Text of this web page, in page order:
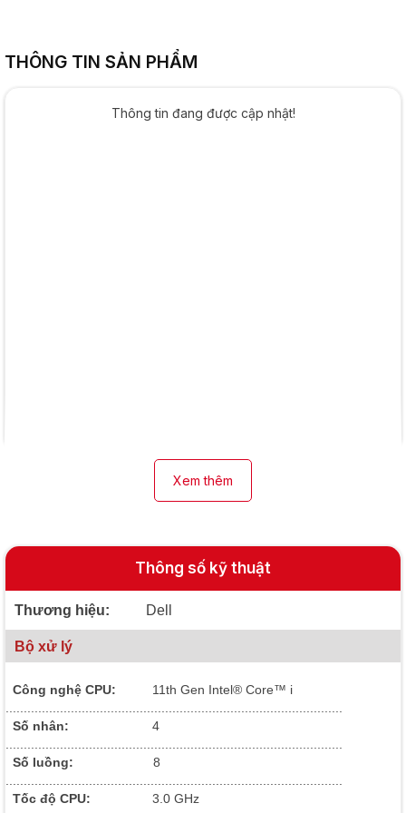
THÔNG TIN SẢN PHẨM
Thông tin đang được cập nhật!
Xem thêm
Thông số kỹ thuật
Thương hiệu: Dell
Bộ xử lý
Công nghệ CPU:
11th Gen Intel® Core™ i
Số nhân:
4
Số luồng: 8
Tốc độ CPU: 3.0 GHz